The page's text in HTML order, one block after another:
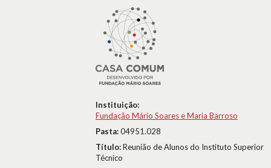
Instituição:
Fundação Mário Soares e Maria Barroso
Pasta:04951.028
Título:Reunião de Alunos do Instituto Superior
Técnico